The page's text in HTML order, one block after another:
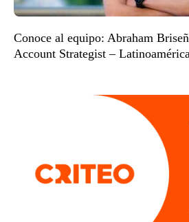
Conoce al equipo: Abraham
Account Strategist –